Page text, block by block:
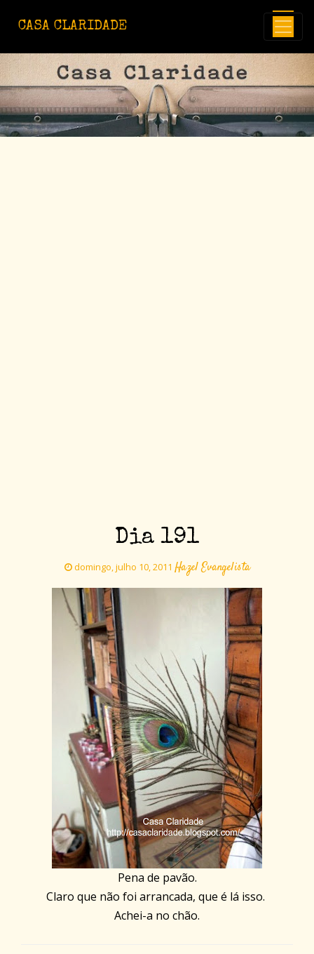
CASA CLARIDADE
Dia 191
domingo, julho 10, 2011 Hazel Evangelista
Pena de pavão.
Claro que não foi arrancada, que é lá isso.
Achei-a no chão.